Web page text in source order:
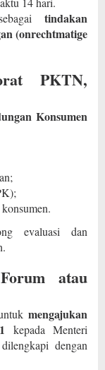
tindakan
(onrechtmatige
PKTN,
Konsumen
evaluasi dan
atau
mengajukan
kepada Menteri
dengan